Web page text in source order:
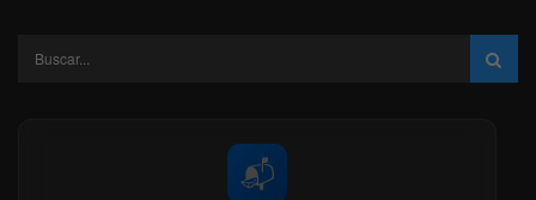
📬